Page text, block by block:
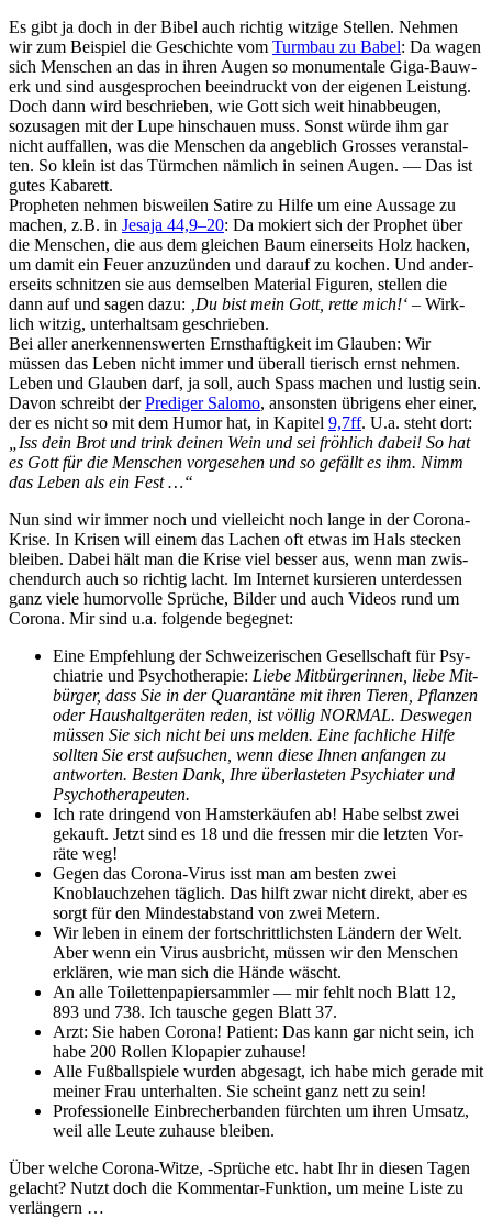
Es gibt ja doch in der Bibel auch richtig witzige Stellen. Nehmen
wir zum Beispiel die Geschichte vom Turm­bau zu Babel: Da wagen
sich Men­schen an das in ihren Augen so mon­u­men­tale Giga-Bauw­
erk und sind aus­ge­sprochen beein­druckt von der eige­nen Leis­tung.
Doch dann wird beschrieben, wie Gott sich weit hin­abbeu­gen,
sozusagen mit der Lupe hin­schauen muss. Son­st würde ihm gar
nicht auf­fall­en, was die Men­schen da ange­blich Gross­es ver­anstal­
ten. So klein ist das Türm­chen näm­lich in seinen Augen. — Das ist
gutes Kabarett.
Propheten nehmen bisweilen Satire zu Hil­fe um eine Aus­sage zu
machen, z.B. in Jesa­ja 44,9–20: Da mok­iert sich der Prophet über
die Men­schen, die aus dem gle­ichen Baum ein­er­seits Holz hack­en,
um damit ein Feuer anzuzün­den und darauf zu kochen. Und ander­
er­seits schnitzen sie aus dem­sel­ben Mate­r­i­al Fig­uren, stellen die
dann auf und sagen dazu:
‚Du bist mein Gott, rette mich!‘ – Wirk­
lich witzig, unter­halt­sam geschrieben.
Bei aller anerken­nenswerten Ern­sthaftigkeit im Glauben: Wir
müssen das Leben nicht immer und über­all tierisch ernst nehmen.
Leben und Glauben darf, ja soll, auch Spass machen und lustig sein.
Davon schreibt derPredi­ger Salo­mo, anson­sten übri­gens eher ein­er,
der es nicht so mit dem Humor hat, in Kapi­tel 9,7ff. U.a. ste­ht dort:
„Iss dein Brot und trink deinen Wein und sei fröh­lich dabei! So hat
es Gott für die Men­schen vorge­se­hen und so gefällt es ihm. Nimm
das Leben als ein Fest …“
Nun sind wir immer noch und vielle­icht noch lange in der Coro­na-
Krise. In Krisen will einem das Lachen oft etwas im Hals steck­en
bleiben. Dabei hält man die Krise viel bess­er aus, wenn man zwis­
chen­durch auch so richtig lacht. Im Inter­net kur­sieren unter­dessen
ganz viele humor­volle Sprüche, Bilder und auch Videos rund um
Coro­na. Mir sind u.a. fol­gende begegnet:
Eine Empfehlung der Schweiz­erischen Gesellschaft für Psy­
chi­a­trie und Psy­chother­a­pie: Liebe Mit­bürg­erin­nen, liebe Mit­
bürg­er, dass Sie in der Quar­an­täne mit ihren Tieren, Pflanzen
oder Haushalt­geräten reden, ist völ­lig NORMAL. Deswe­gen
müssen Sie sich nicht bei uns melden. Eine fach­liche Hil­fe
soll­ten Sie erst auf­suchen, wenn diese Ihnen anfan­gen zu
antworten. Besten Dank, Ihre über­lasteten Psy­chi­ater und
Psychotherapeuten.
Ich rate drin­gend von Ham­sterkäufen ab! Habe selb­st zwei
gekauft. Jet­zt sind es 18 und die fressen mir die let­zten Vor­
räte weg!
Gegen das Coro­na-Virus isst man am besten zwei
Knoblauchze­hen täglich. Das hil­ft zwar nicht direkt, aber es
sorgt für den Min­destab­stand von zwei Metern.
Wir leben in einem der fortschrit­tlich­sten Län­dern der Welt.
Aber wenn ein Virus aus­bricht, müssen wir den Men­schen
erk­lären, wie man sich die Hände wäscht.
An alle Toi­let­ten­pa­pier­samm­ler — mir fehlt noch Blatt 12,
893 und 738. Ich tausche gegen Blatt 37.
Arzt: Sie haben Coro­na! Patient: Das kann gar nicht sein, ich
habe 200 Rollen Klopa­pi­er zuhause!
Alle Fußball­spiele wur­den abge­sagt, ich habe mich ger­ade mit
mein­er Frau unter­hal­ten. Sie scheint ganz nett zu sein!
Pro­fes­sionelle Ein­brecherban­den fürcht­en um ihren Umsatz,
weil alle Leute zuhause bleiben.
Über welche Coro­na-Witze, ‑Sprüche etc. habt Ihr in diesen Tagen
gelacht? Nutzt doch die Kom­men­tar-Funk­tion, um meine Liste zu
verlängern …